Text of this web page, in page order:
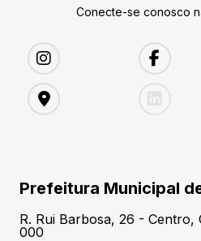
Conecte-se conosco
Prefeitura Municipal
R. Rui Barbosa, 26 -
000